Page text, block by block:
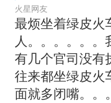
火星网友
最烦坐着绿皮火
人。。。。。。
有几个官司没有
往来都坐绿皮火
面就多闭嘴。。